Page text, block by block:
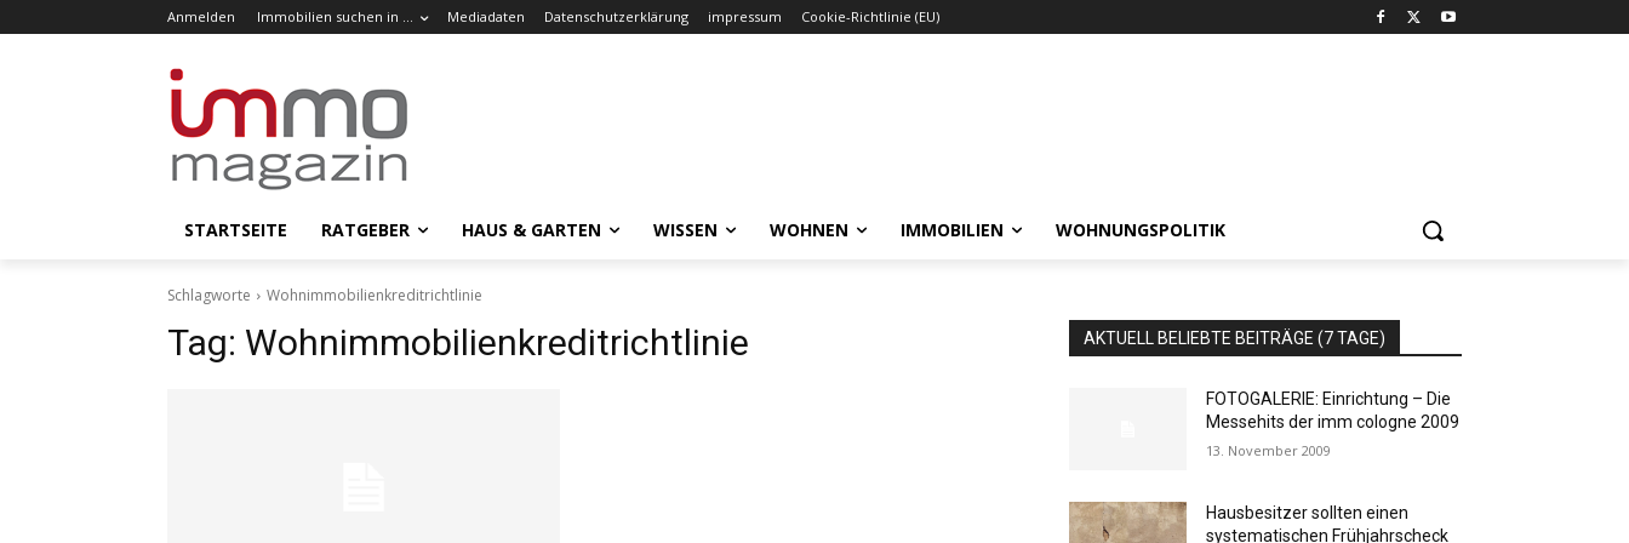
Anmelden Immobilien suchen in … Mediadaten Datenschutzerklärung impressum Cookie-Richtlinie (EU)
STARTSEITE RATGEBER HAUS & GARTEN WISSEN WOHNEN IMMOBILIEN WOHNUNGSPOLITIK
Schlagworte Wohnimmobilienkreditrichtlinie
Tag: Wohnimmobilienkreditrichtlinie AKTUELL BELIEBTE BEITRÄGE (7 TAGE)
FOTOGALERIE: Einrichtung – Die
Messehits der imm cologne 2009
13. November 2009
Hausbesitzer sollten einen
systematischen Frühjahrscheck